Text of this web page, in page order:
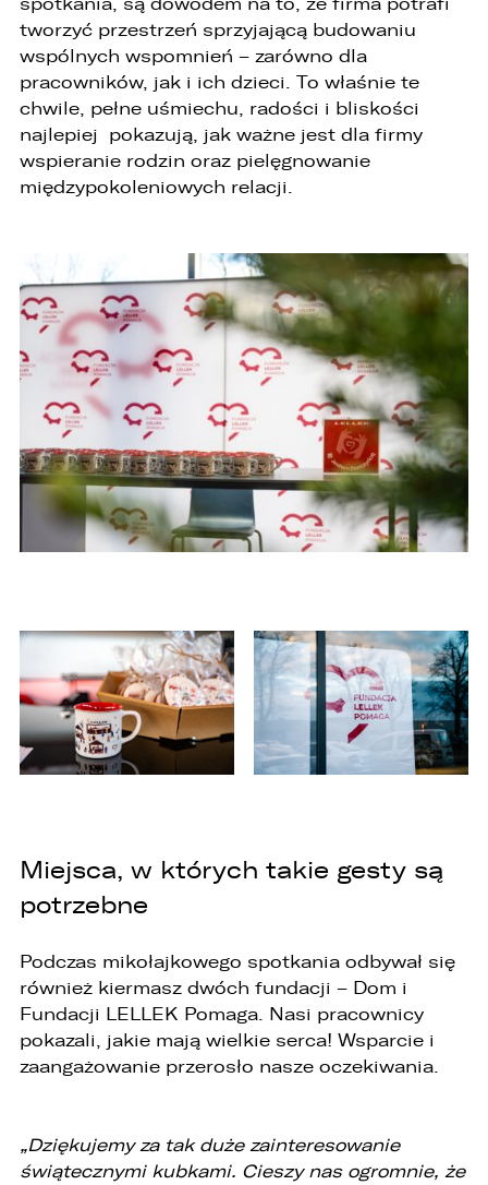
tworzyć przestrzeń sprzyjającą budowaniu
wspólnych wspomnień – zarówno dla
pracowników, jak i ich dzieci. To właśnie te
chwile, pełne uśmiechu, radości i bliskości
najlepiej pokazują, jak ważne jest dla firmy
wspieranie rodzin oraz pielęgnowanie
międzypokoleniowych relacji.
Miejsca, w których takie gesty są
potrzebne
Podczas mikołajkowego spotkania odbywał się
również kiermasz dwóch fundacji – Dom i
Fundacji LELLEK Pomaga. Nasi pracownicy
pokazali, jakie mają wielkie serca! Wsparcie i
zaangażowanie przerosło nasze oczekiwania.
„Dziękujemy za tak duże zainteresowanie
świątecznymi kubkami. Cieszy nas ogromnie, że
3. Mają Państwo prawo do wniesienia skargi do
Prezesa Urzędu Ochrony Danych Osobowych
stwierdzenia przetwarzania Państwa danych
niezgodnego z prawem.
dobrowolne, jednakże Ich brak uniemożliwi
5. Dane udostępnione przez Państwa nie będą
przetwarzane w sposób zautomatyzowany i nie
będą podlegały profilowaniu.
6. Administrator nie przekazuje danych
osobowych do państwa trzeciego lub
organizacji międzynarodowej.